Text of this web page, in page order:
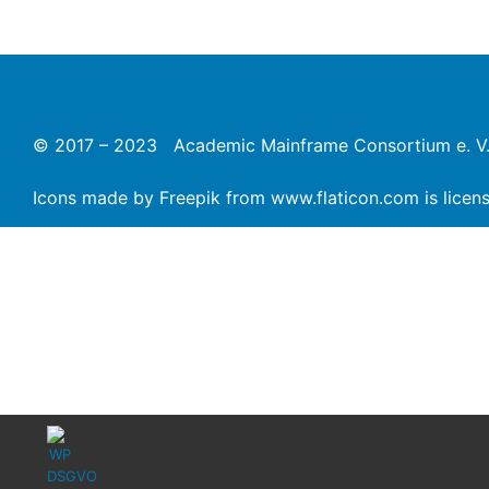
© 2017 – 2023 Academic Mainframe Consortium e. V.
Icons made by Freepik from www.flaticon.com is